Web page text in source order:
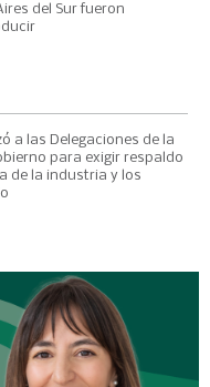
del Sur fueron
a las Delegaciones de la
para exigir respaldo
de la industria y los